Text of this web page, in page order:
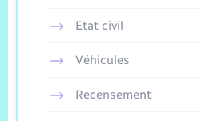
Etat civil
Véhicules
Recensement